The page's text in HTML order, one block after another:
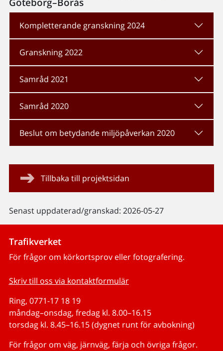
Göteborg–Borås
Kompletterande granskning 2024
Granskning 2022
Samråd 2021
Samråd 2020
Beslut om betydande miljöpåverkan 2020
Tillbaka till projektsidan
Senast uppdaterad/granskad: 2026-05-27
Trafikverket
För frågor om körkortsprov eller fotografering.
Skriv till oss via kontaktformulär
Ring, 0771-17 18 19
måndag–onsdag, fredag kl. 8.00–16.15
torsdag kl. 8.45–16.15 (dygnet runt för avbokning)
För frågor om väg, järnväg, färja och övriga frågor.